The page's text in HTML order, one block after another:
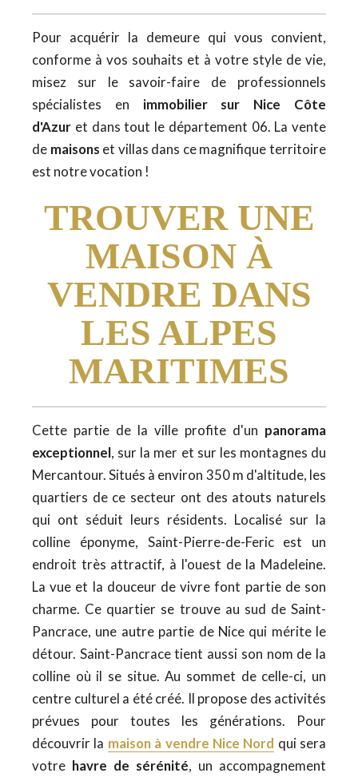
Pour acquérir la demeure qui vous convient,
conforme à vos souhaits et à votre style de vie,
misez sur le savoir-faire de professionnels
spécialistes en immobilier sur Nice Côte
d'Azur et dans tout le département 06. La vente
de maisons et villas dans ce magnifique territoire
est notre vocation !
TROUVER UNE
MAISON À
VENDRE DANS
LES ALPES
MARITIMES
Cette partie de la ville profite d'un panorama
exceptionnel, sur la mer et sur les montagnes du
Mercantour. Situés à environ 350 m d'altitude, les
quartiers de ce secteur ont des atouts naturels
qui ont séduit leurs résidents. Localisé sur la
colline éponyme, Saint-Pierre-de-Feric est un
endroit très attractif, à l'ouest de la Madeleine.
La vue et la douceur de vivre font partie de son
charme. Ce quartier se trouve au sud de Saint-
Pancrace, une autre partie de Nice qui mérite le
détour. Saint-Pancrace tient aussi son nom de la
colline où il se situe. Au sommet de celle-ci, un
centre culturel a été créé. Il propose des activités
prévues pour toutes les générations. Pour
découvrir la maison à vendre Nice Nord qui sera
votre havre de sérénité, un accompagnement